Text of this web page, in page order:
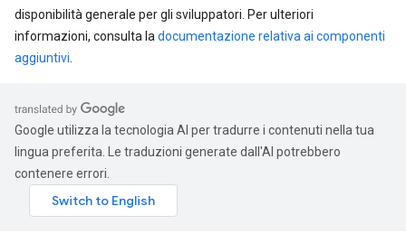
disponibilità generale per gli sviluppatori. Per ulteriori
informazioni, consulta la documentazione relativa ai componenti
aggiuntivi
Google utilizza la tecnologia AI per tradurre i contenuti nella tua
lingua preferita. Le traduzioni generate dall'AI potrebbero
contenere errori.